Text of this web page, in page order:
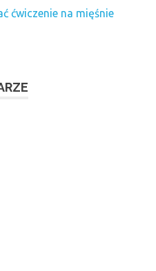
ćwiczenie na mięśnie